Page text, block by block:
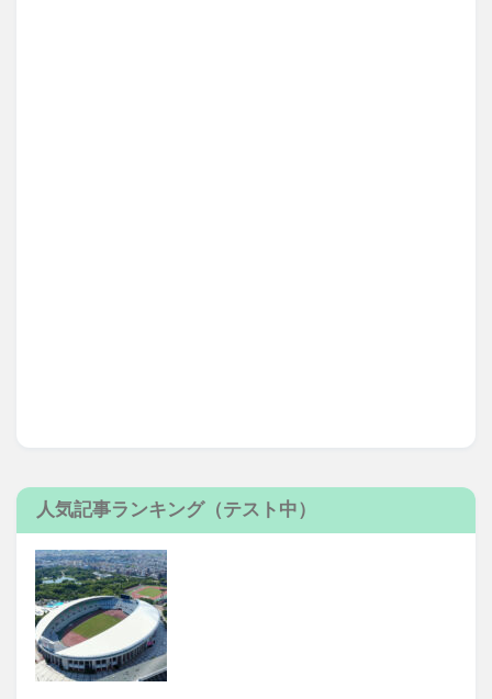
人気記事ランキング（テスト中）